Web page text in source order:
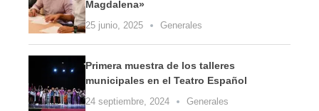
Magdalena»
25 junio, 2025 Generales
Primera muestra de los talleres
municipales en el Teatro Español
24 septiembre, 2024 Generales